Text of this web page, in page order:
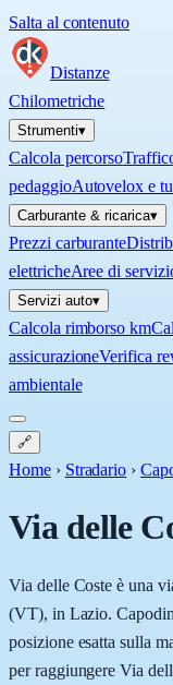
Salta al contenuto
Distanze
Chilometriche
Strumenti▾
Calcola percorso
pedaggioAutovelox e
Carburante & ricarica▾
Prezzi carburante
elettricheAree di
Servizi auto▾
Calcola rimborso km
assicurazioneVerifica
ambientale
🔗
Home › Stradario ›
Via delle
Via delle Coste è una
(VT), in Lazio.
posizione esatta sulla
per raggiungere Via